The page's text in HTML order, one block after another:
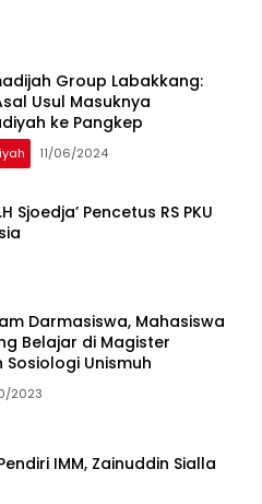
Group Labakkang:
Usul Masuknya
ke Pangkep
11/06/2024
Sjoedja’ Pencetus RS PKU
Darmasiswa, Mahasiswa
Belajar di Magister
Sosiologi Unismuh
2023
IMM, Zainuddin Sialla